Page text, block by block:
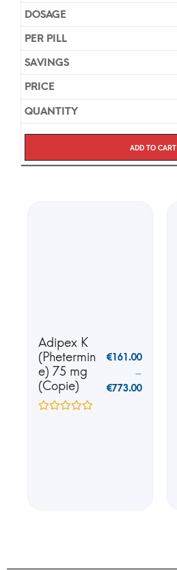
Add to cart
Adipex K
(Phetermin
e) 75 mg
(Copie)
€161.00
–
€773.00